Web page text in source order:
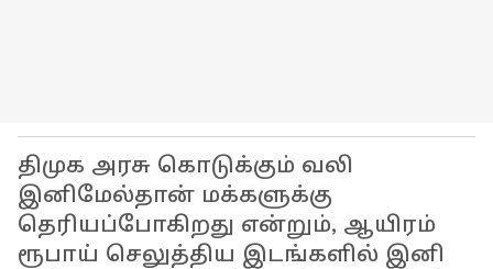
திமுக அரசு கொடுக்கும் வலி
இனிமேல்தான் மக்களுக்கு
தெரியப்போகிறது என்றும், ஆயிரம்
ரூபாய் செலுத்திய இடங்களில் இனி